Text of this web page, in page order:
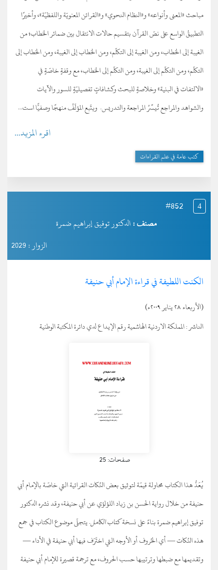
مباحث «المعنى وأنواعه» و«النظام النحوي» و«القرائن المعنويّة واللفظيّة»، وأخيرًا
التطبيقُ الواسع على نصّ القرآن بتقسيم حالات الانتقال بين ضمائر الخطاب؛ من
الغيبة إلى الخطاب، ومن الغيبة إلى التكلّم، ومن الخطاب إلى الغيبة، ومن الخطاب إلى
التكلّم، ومن التكلّم إلى الغيبة، ومن التكلّم إلى الخطاب، مع وقفةٍ خاصّةٍ في
«الالتفات في البنية» وخلاصةٍ للبحث وكشافاتٍ تفصيليّةٍ للسور والآيات
والشواهد والمراجع تُيسِّرُ المراجعة والتدريس. ويتّبع المؤلّفُ منهجًا وصفيًّا است...
اقرء المزيد...
كتب عامة في علم القراءات
4
#852
مصنف : الدكتور توفيق إبراهيم ضمرة
الزوار : 2029
الكنت اللطيفة في قراءة الإمام أبي حنيفة
(الأربعاء ٢٨ يناير ٢٠٠٩ء)
الناشر :المملكة الاردنية الهاشمية رقم الإيداع لدي دائرة المكتبة الوطنية
صفحات: 25
يُعَدُّ هذا الكتاب محاولة قيمّة لتوثيق بعض النُكات القرائية التي خاصّة بالإمام أبي
حنيفة من خلال رواية الحسن بن زياد اللؤلؤي عن أبي حنيفة، وقد نشره الدكتور
توفيق إبراهيم ضمرة بناءً على نسخةكتاب الكامل. يتجلّى موضوع الكتاب في جمع
هذه النُكات — أي الحُروف أو الأوجه التي اختَرَف فيها أبي حنيفة في الأداء —
وتقديمها مع ضبطها وترتيبها حسب الحروف، مع ترجمة قصيرة للإمام أبي حنيفة